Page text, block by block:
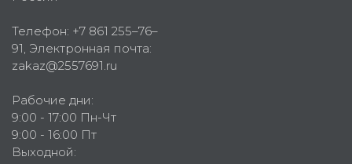
Телефон: +7 861 255–76–
91, Электронная почта:
zakaz@2557691.ru
Рабочие дни:
9:00 - 17:00 Пн-Чт
9:00 - 16:00 Пт
Выходной: